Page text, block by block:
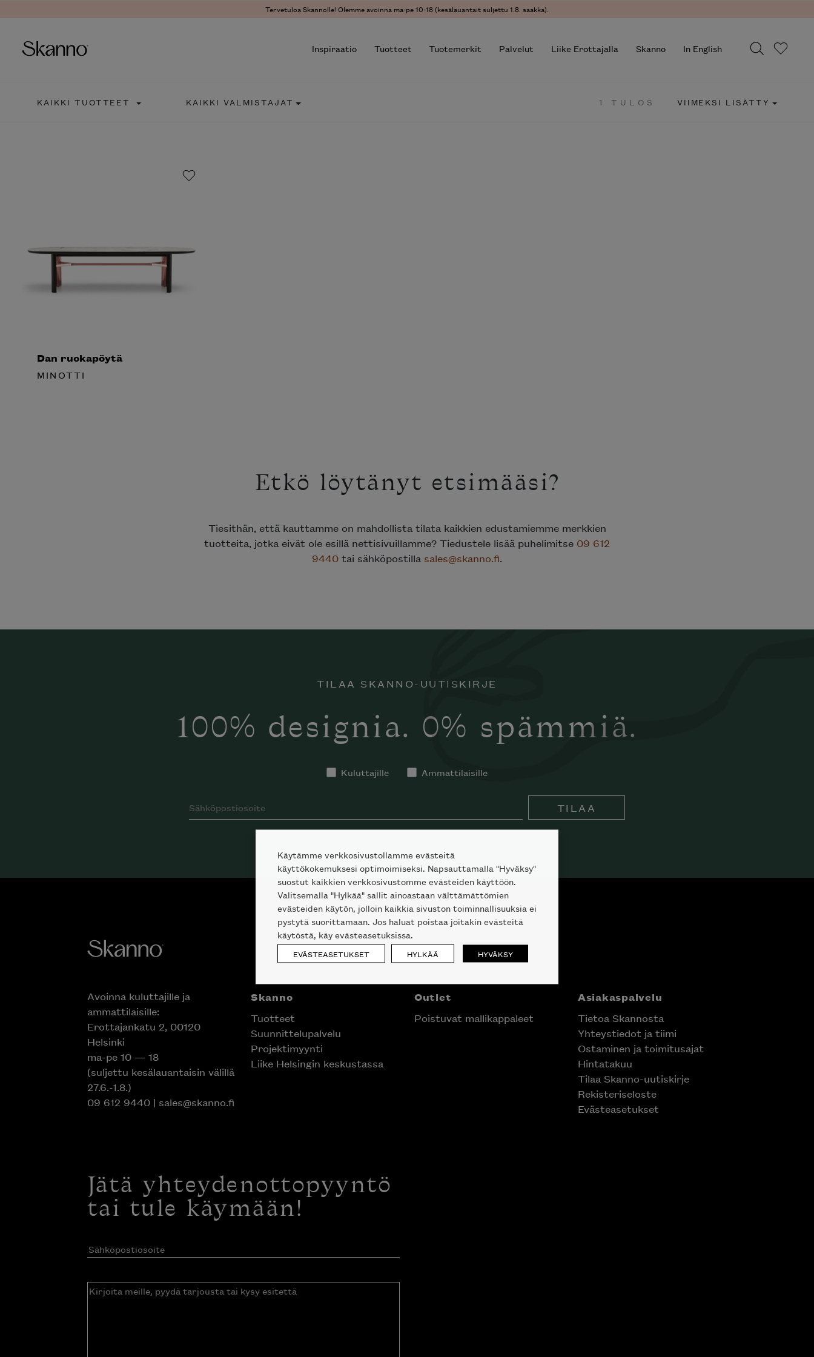
Tervetuloa Skannolle! Olemme avoinna ma-pe 10-18 (kesälauantait suljettu 1.8. saakka).
Inspiraatio Tuotteet Tuotemerkit Palvelut Liike Erottajalla Skanno In English
KAIKKI TUOTTEET KAIKKI VALMISTAJAT 1 TULOS VIIMEKSI LISÄTTY
Dan ruokapöytä
MINOTTI
Etkö löytänyt etsimääsi?
Tiesithän, että kauttamme on mahdollista tilata kaikkien edustamiemme merkkien
tuotteita, jotka eivät ole esillä nettisivuillamme? Tiedustele lisää puhelimitse09 612
9440tai sähköpostillasales@skanno.fi.
TILAA SKANNO-UUTISKIRJE
100% designia. 0% spämmiä.
Kuluttajille Ammattilaisille
TILAA
Avoinna kuluttajille ja
ammattilaisille:
Erottajankatu 2, 00120
Helsinki
ma-pe 10 — 18
(suljettu kesälauantaisin
välillä 27.6.-1.8.)
09 612 9440|
Skanno
Tuotteet
Suunnittelupalvelu
Projektimyynti
Liike Helsingin keskustassa
Outlet
Poistuvat mallikappaleet
Asiakaspalvelu
Tietoa Skannosta
Yhteystiedot ja tiimi
Ostaminen ja toimitusajat
Hintatakuu
Tilaa Skanno-uutiskirje
Rekisteriseloste
Evästeasetukset
Jätä yhteydenottopyyntö
tai tule käymään!
Sähköpostiosoite(Pakollinen)
Kirjoita
Haluatko tilata
Minotti’n
katalogin kotiisi?
Inspiroidu italialaisen merkin laadukkaasta
huonekalumallistosta.
Käytämme verkkosivustollamme evästeitä
käyttökokemuksesi optimoimiseksi. Napsauttamalla "Hyväksy"
suostut kaikkien verkkosivustomme evästeiden käyttöön.
Valitsemalla "Hylkää" sallit ainoastaan välttämättömien
evästeiden käytön, jolloin kaikkia sivuston toiminnallisuuksia ei
pystytä suorittamaan. Jos haluat poistaa joitakin evästeitä
käytöstä, käy evästeasetuksissa.
EVÄSTEASETUKSET HYLKÄÄ HYVÄKSY